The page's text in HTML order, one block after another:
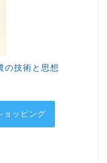
の技術と思想
ョッピング